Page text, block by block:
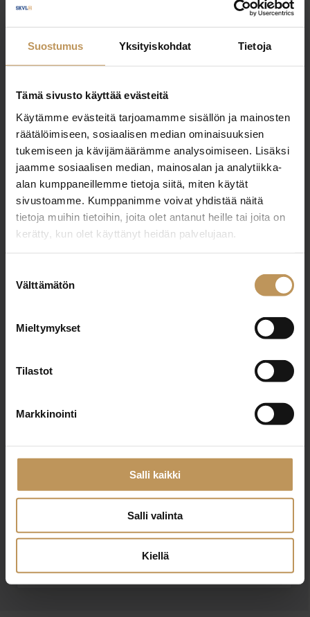
Suostumus Yksityiskohdat Tietoja
Tämä sivusto käyttää evästeitä
Käytämme evästeitä tarjoamamme sisällön ja mainosten
räätälöimiseen, sosiaalisen median ominaisuuksien
tukemiseen ja kävijämäärämme analysoimiseen. Lisäksi
jaamme sosiaalisen median, mainosalan ja analytiikka-
alan kumppaneillemme tietoja siitä, miten käytät
sivustoamme. Kumppanimme voivat yhdistää näitä
tietoja muihin tietoihin, joita olet antanut heille tai joita on
kerätty, kun olet käyttänyt heidän palvelujaan.
valinta
Välttämätön
Mieltymykset
Tilastot
Markkinointi
Salli kaikki
Salli valinta
Kiellä
Nimi *
Viesti
Haluan että minuun otetaan yhteyttä puhelimitse
Olen lukenut ja hyväksyn tietosuojakäytännöt